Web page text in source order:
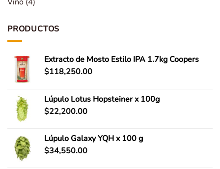
PRODUCTOS
Extracto de Mosto Estilo IPA 1.7kg Coopers
$118,250.00
Lúpulo Lotus Hopsteiner x 100g
$22,200.00
Lúpulo Galaxy YQH x 100 g
$34,550.00